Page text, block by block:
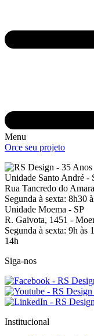
Menu
Orce seu projeto
Unidade Santo André -
Rua Tancredo do
Segunda à sexta: 8h30
Unidade Moema - SP
R. Gaivota, 1451 -
Segunda à sexta: 9h às
14h
Siga-nos
Institucional